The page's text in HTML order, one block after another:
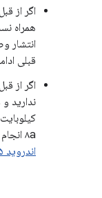
انتشار
قبلی
۸a انجام دهید، به جای آن
اندروید ۱۵ QPR1